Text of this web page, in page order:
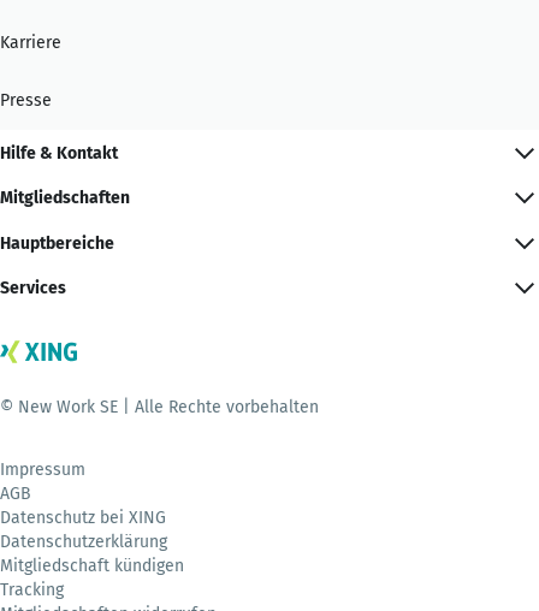
Karriere
Presse
Hilfe & Kontakt
Mitgliedschaften
Hauptbereiche
Services
© New Work SE | Alle Rechte vorbehalten
Impressum
AGB
Datenschutz bei XING
Datenschutzerklärung
Mitgliedschaft kündigen
Tracking